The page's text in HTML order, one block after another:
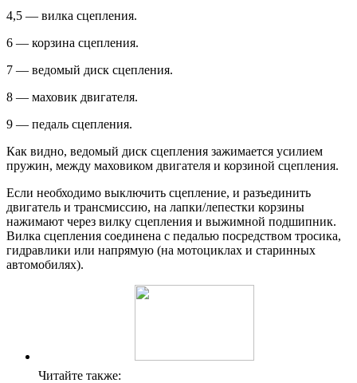
4,5 — вилка сцепления.
6 — корзина сцепления.
7 — ведомый диск сцепления.
8 — маховик двигателя.
9 — педаль сцепления.
Как видно, ведомый диск сцепления зажимается усилием
пружин, между маховиком двигателя и корзиной сцепления.
Если необходимо выключить сцепление, и разъединить
двигатель и трансмиссию, на лапки/лепестки корзины
нажимают через вилку сцепления и выжимной подшипник.
Вилка сцепления соединена с педалью посредством тросика,
гидравлики или напрямую (на мотоциклах и старинных
автомобилях).
Читайте также: